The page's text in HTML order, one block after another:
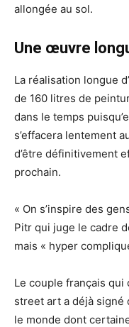
allongée au sol.
Une œuvre
La réalisation longue
de 160 litres de
dans le temps
s’effacera lentement
d’être définitivement
prochain.
« On s’inspire des
Pitr qui juge le cadre
mais « hyper
Le couple français
street art a déjà signé
le monde dont